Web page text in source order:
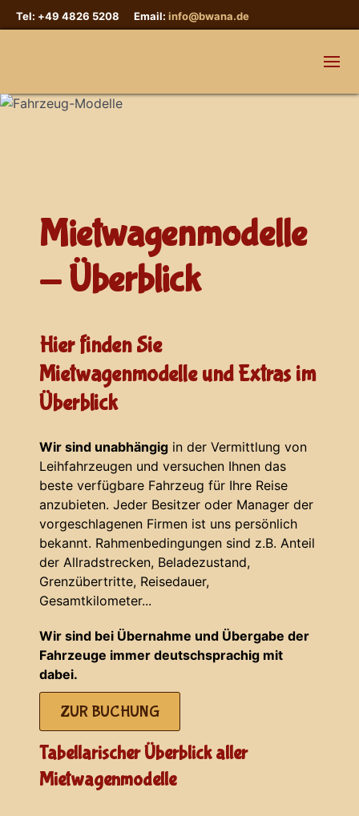
Tel: +49 4826 5208 Email: info@bwana.de
Mietwagenmodelle
- Überblick
Hier finden Sie
Mietwagenmodelle und Extras im
Überblick
Wir sind unabhängig in der Vermittlung von
Leihfahrzeugen und versuchen Ihnen das
beste verfügbare Fahrzeug für Ihre Reise
anzubieten. Jeder Besitzer oder Manager der
vorgeschlagenen Firmen ist uns persönlich
bekannt. Rahmenbedingungen sind z.B. Anteil
der Allradstrecken, Beladezustand,
Grenzübertritte, Reisedauer,
Gesamtkilometer...
Wir sind bei Übernahme und Übergabe der
Fahrzeuge immer deutschsprachig mit
dabei.
ZUR BUCHUNG
Tabellarischer Überblick aller
Mietwagenmodelle